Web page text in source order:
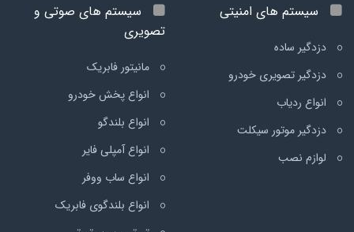
سیستم های امنیتی
دزدگیر ساده
دزدگیر تصویری خودرو
انواع ردیاب
دزدگیر موتور سیکلت
لوازم نصب
سیستم های صوتی و
تصویری
مانیتور فابریک
انواع پخش خودرو
انواع بلندگو
انواع آمپلی فایر
انواع ساب ووفر
انواع بلندگوی فابریک